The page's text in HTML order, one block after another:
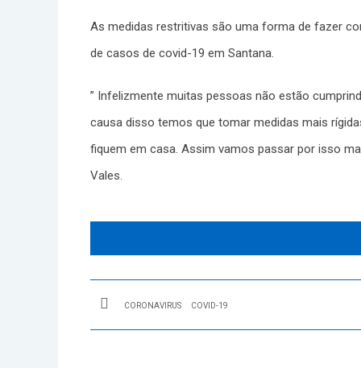
As medidas restritivas são uma forma de fazer
de casos de covid-19 em Santana.
” Infelizmente muitas pessoas não estão
causa disso temos que tomar medidas mais
fiquem em casa. Assim vamos passar por isso
Vales.
CORONAVIRUS COVID-19